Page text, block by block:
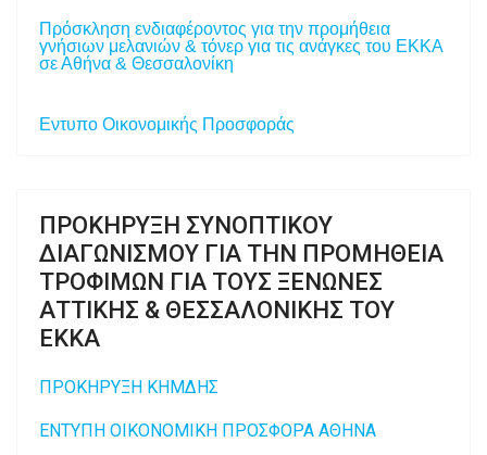
Πρόσκληση ενδιαφέροντος για την προμήθεια
γνήσιων μελανιών & τόνερ για τις ανάγκες του ΕΚΚΑ
σε Αθήνα & Θεσσαλονίκη
Εντυπο Οικονομικής Προσφοράς
ΠΡΟΚΗΡΥΞΗ ΣΥΝΟΠΤΙΚΟΥ
ΔΙΑΓΩΝΙΣΜΟΥ ΓΙΑ ΤΗΝ ΠΡΟΜΗΘΕΙΑ
ΤΡΟΦΙΜΩΝ ΓΙΑ ΤΟΥΣ ΞΕΝΩΝΕΣ
ΑΤΤΙΚΗΣ & ΘΕΣΣΑΛΟΝΙΚΗΣ ΤΟΥ
ΕΚΚΑ
ΠΡΟΚΗΡΥΞΗ ΚΗΜΔΗΣ
ΕΝΤΥΠΗ ΟΙΚΟΝΟΜΙΚΗ ΠΡΟΣΦΟΡΑ ΑΘΗΝΑ